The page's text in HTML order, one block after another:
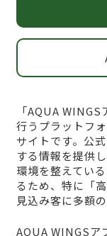
「AQUA
行うプラットフ
サイトです。公
する情報を提供
環境を整えてい
るため、特に「
見込み客に多額
AQUA WINGSア